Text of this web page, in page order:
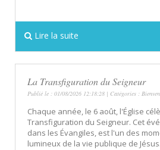
Lire la suite
La Transfiguration du Seigneur
Publié le : 01/08/2026 12:18:28 | Catégories :
Chaque année, le 6 août, l'Église
Transfiguration du Seigneur. Cet
dans les Évangiles, est l'un des
lumineux de la vie publique de Jésus.